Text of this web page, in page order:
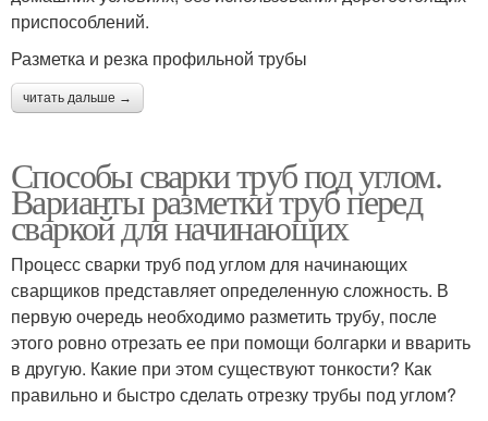
приспособлений.
Разметка и резка профильной трубы
читать дальше →
Способы сварки труб под углом.
Варианты разметки труб перед
сваркой для начинающих
Процесс сварки труб под углом для начинающих
сварщиков представляет определенную сложность. В
первую очередь необходимо разметить трубу, после
этого ровно отрезать ее при помощи болгарки и вварить
в другую. Какие при этом существуют тонкости? Как
правильно и быстро сделать отрезку трубы под углом?